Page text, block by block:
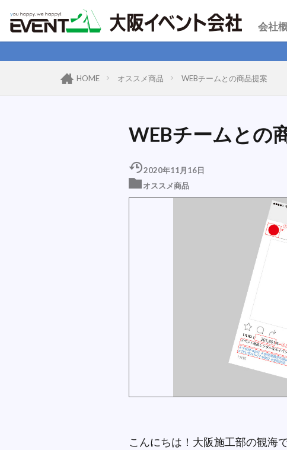
会社
HOME オススメ商品 WEBチームとの商品提案
WEBチームとの
2020年11月16日
オススメ商品
こんにちは！大阪施工部の観海